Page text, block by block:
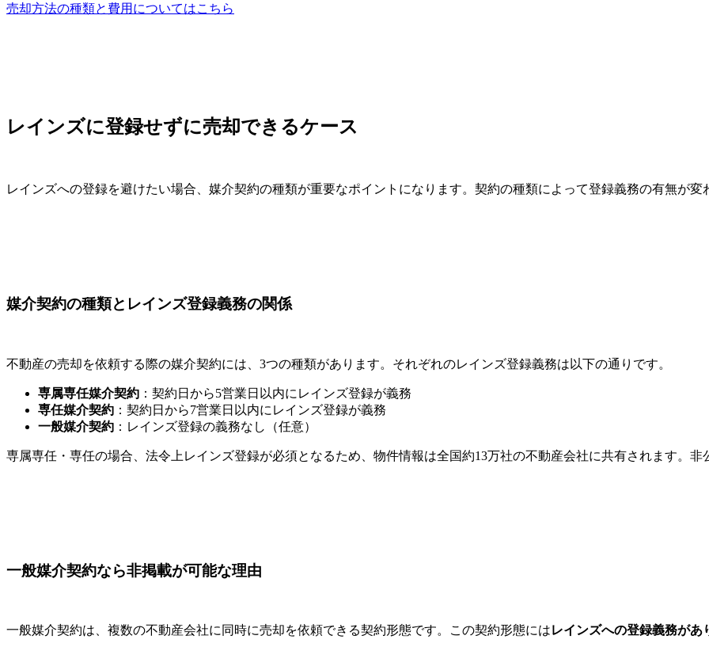
売却方法の種類と費用についてはこちら
レインズに登録せずに売却できるケース
レインズへの登録を避けたい場合、媒介契約の種類が重要なポイントになります。契約の種類によって登録義務の有無が変
媒介契約の種類とレインズ登録義務の関係
不動産の売却を依頼する際の媒介契約には、3つの種類があります。それぞれのレインズ登録義務は以下の通りです。
専属専任媒介契約 ：契約日から5営業日以内にレインズ登録が義務
専任媒介契約 ：契約日から7営業日以内にレインズ登録が義務
一般媒介契約 ：レインズ登録の義務なし（任意）
専属専任・専任の場合、法令上レインズ登録が必須となるため、物件情報は全国約13万社の不動産会社に共有されます。非
一般媒介契約なら非掲載が可能な理由
一般媒介契約は、複数の不動産会社に同時に売却を依頼できる契約形態です。この契約形態にはレインズへの登録義務があ